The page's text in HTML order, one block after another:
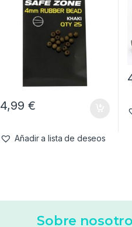
4,99 €
Añadir a lista de deseos
Sobre